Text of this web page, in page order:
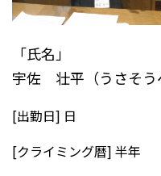
「氏名」
宇佐 壮平（うさそう
[出勤日] 日
[クライミング暦] 半年